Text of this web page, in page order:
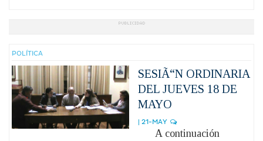
POLÍ­TICA
SESIÃ“N ORDINARIA
DEL JUEVES 18 DE
MAYO
| 21-MAY
A continuación